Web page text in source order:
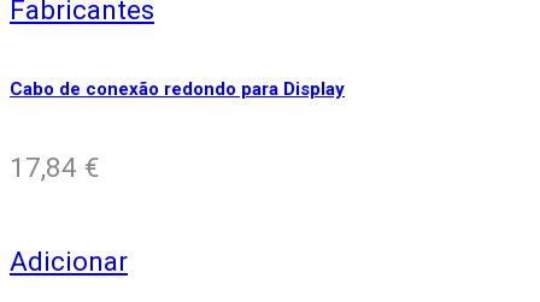
Fabricantes
Cabo de conexão redondo para Display
17,84 €
Adicionar